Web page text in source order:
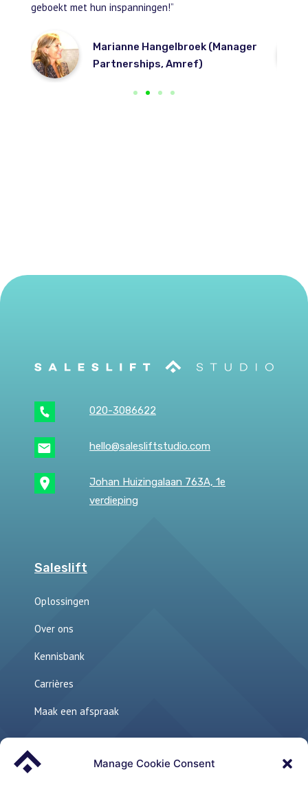
Manage Cookie Consent
geboekt met hun inspanningen!”
Marianne Hangelbroek (Manager
Partnerships, Amref)
020-3086622
hello@salesliftstudio.com
Johan Huizingalaan 763A, 1e
verdieping
Saleslift
Oplossingen
Over ons
Kennisbank
Carrières
Maak een afspraak
Links